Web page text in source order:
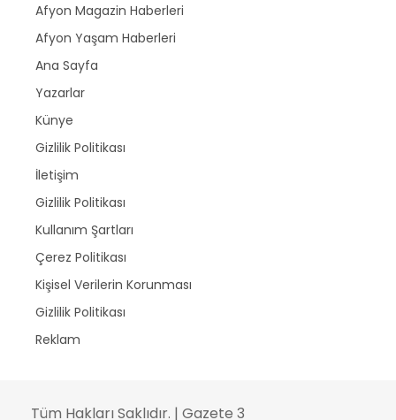
Afyon Magazin Haberleri
Afyon Yaşam Haberleri
Ana Sayfa
Yazarlar
Künye
Gizlilik Politikası
İletişim
Gizlilik Politikası
Kullanım Şartları
Çerez Politikası
Kişisel Verilerin Korunması
Gizlilik Politikası
Reklam
Tüm Hakları Saklıdır. | Gazete 3